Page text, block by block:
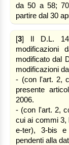
da 50 a 58;
partire dal 30
[3] Il D.L. 14
modificazioni
modificato dal
modificazioni
- (con l'art. 2,
presente
2006.
- (con l'art. 2,
cui ai commi 3,
e-ter), 3-bis
pendenti alla